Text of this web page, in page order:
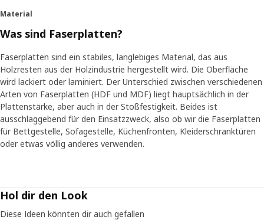
Material
Was sind Faserplatten?
Faserplatten sind ein stabiles, langlebiges Material, das aus
Holzresten aus der Holzindustrie hergestellt wird. Die Oberfläche
wird lackiert oder laminiert. Der Unterschied zwischen verschiedenen
Arten von Faserplatten (HDF und MDF) liegt hauptsächlich in der
Plattenstärke, aber auch in der Stoßfestigkeit. Beides ist
ausschlaggebend für den Einsatzzweck, also ob wir die Faserplatten
für Bettgestelle, Sofagestelle, Küchenfronten, Kleiderschranktüren
oder etwas völlig anderes verwenden.
Hol dir den Look
Diese Ideen könnten dir auch gefallen